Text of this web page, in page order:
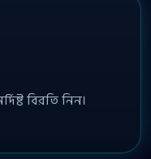
বিরতি নিন।